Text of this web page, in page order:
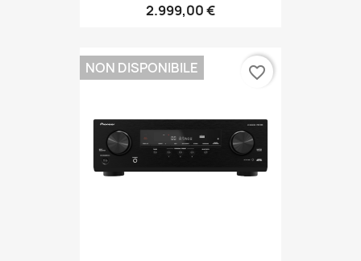
2.999,00 €
NON DISPONIBILE favorite_border